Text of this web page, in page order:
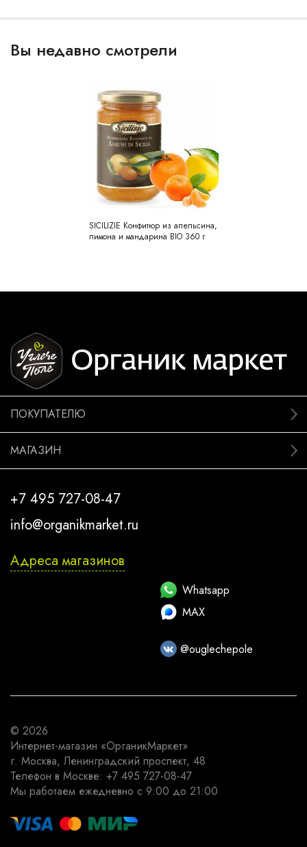
Вы недавно смотрели
SICILIZIE Конфитюр из апельсина,
лимона и мандарина BIO 360 г
ПОКУПАТЕЛЮ
МАГАЗИН
+7 495 727-08-47
info@organikmarket.ru
Адреса магазинов
Whatsapp
MAX
@ouglechepole
© 2026
Интернет-магазин «ОрганикМаркет»
г. Москва, Ленинградский проспект, 48
Телефон в Москве: +7 495 727-08-47
Мы работаем ежедневно с 9:00 до 21:00